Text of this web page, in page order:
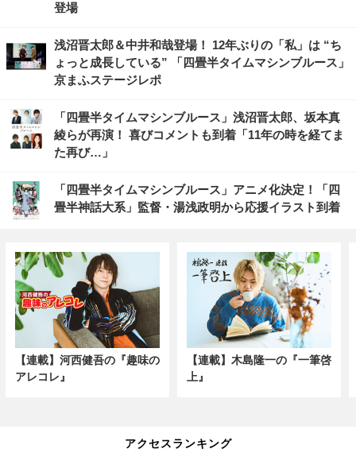
登場
浅沼晋太郎＆中井和哉登場！ 12年ぶりの「私」は “ち
ょっと成長している” 「四畳半タイムマシンブルース」
京まふステージレポ
「四畳半タイムマシンブルース」浅沼晋太郎、坂本真
綾らが再演！ 喜びコメントも到着「11年の時を経てま
た再び…」
「四畳半タイムマシンブルース」アニメ化決定！「四
畳半神話大系」監督・湯浅政明から応援イラスト到着
【連載】河西健吾の『趣味の
アレコレ』
【連載】木島隆一の『一筆啓
上』
アクセスランキング